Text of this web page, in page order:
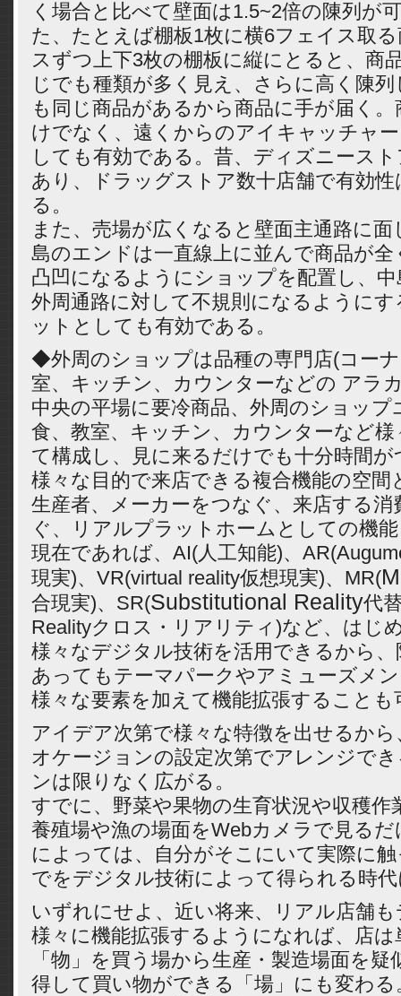
く場合と比べて壁面は1.5~2倍の陳列が
た、たとえば棚板1枚に横6フェイス取
スずつ上下3枚の棚板に縦にとると、商
じでも種類が多く見え、さらに高く陳
も同じ商品があるから商品に手が届く
けでなく、遠くからのアイキャッチャ
しても有効である。昔、ディズニース
あり、ドラッグストア数十店舗で有効
る。
また、売場が広くなると壁面主通路に
島のエンドは一直線上に並んで商品が
凸凹になるようにショップを配置し、
外周通路に対して不規則になるように
ットとしても有効である。
◆外周のショップは品種の専門店(コー
室、キッチン、カウンターなどの アラ
中央の平場に要冷商品、外周のショップ
食、教室、キッチン、カウンターなど
て構成し、見に来るだけでも十分時間
様々な目的で来店できる複合機能の空間
生産者、メーカーをつなぐ、来店する消
ぐ、リアルプラットホームとしての機
現在であれば、AI(人工知能)、
現実)、VR(virtual reality仮想現実)、MR(
合現実)、SR(Substitutional Reality代
Realityクロス・リアリティ)など、はじ
様々なデジタル技術を活用できるから
あってもテーマパークやアミューズメ
様々な要素を加えて機能拡張することも
アイデア次第で様々な特徴を出せるか
オケージョンの設定次第でアレンジで
ンは限りなく広がる。
すでに、野菜や果物の生育状況や収穫作
養殖場や漁の場面をWebカメラで見る
によっては、自分がそこにいて実際に
でをデジタル技術によって得られる時
いずれにせよ、近い将来、リアル店舗
様々に機能拡張するようになれば、店
「物」を買う場から生産・製造場面を
得して買い物ができる「場」にも変わる